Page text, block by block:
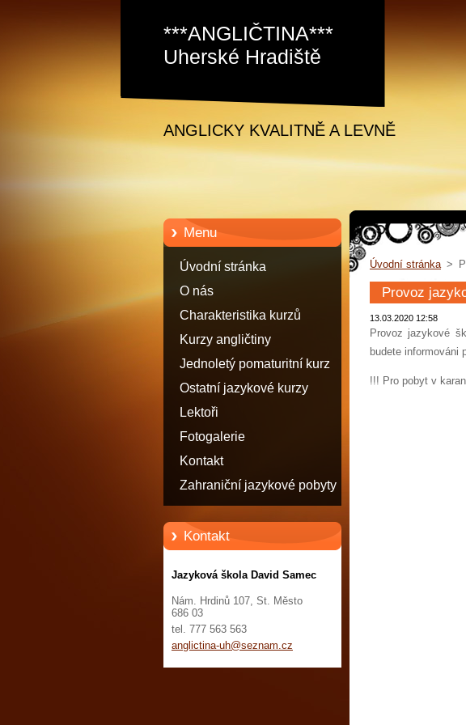
***ANGLIČTINA***
Uherské Hradiště
Samec
ANGLICKY KVALITNĚ A LEVNĚ
Menu
Úvodní stránka
O nás
Charakteristika kurzů
anglického jazyka
Kurzy angličtiny
Jednoletý pomaturitní kurz
angličtiny - STATUT
STUDENTA
Ostatní jazykové kurzy
Lektoři
Fotogalerie
Kontakt
Zahraniční jazykové pobyty
Kontakt
Jazyková škola David Samec
Nám. Hrdinů 107, St. Město
686 03
tel. 777 563 563
anglictina-uh@seznam.cz
Úvodní stránka >
Provoz
13.03.2020 12:58
Provoz jazykové
budete informováni
!!! Pro pobyt v